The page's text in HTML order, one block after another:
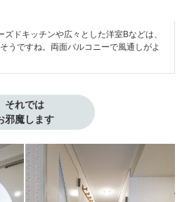
ドキッチンや広々とした洋室Bなどは、
うですね。両面バルコニーで風通しがよ
それでは
邪魔します